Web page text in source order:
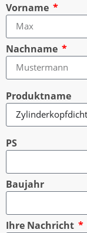
Vorname
Nachname
Produktname
PS
Baujahr
Ihre Nachricht